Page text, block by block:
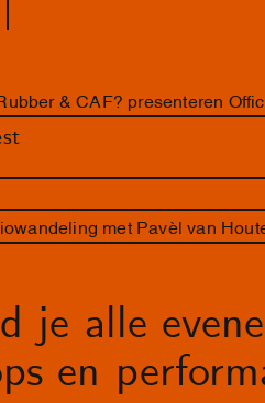
& CAF? presenteren
met Pavèl van
je alle
en